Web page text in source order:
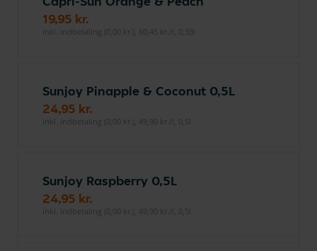
19,95 kr.
inkl. indbetaling (0,00 kr.), 60,45 kr./l, 0,33l
Sunjoy Pinapple & Coconut 0,5L
24,95 kr.
inkl. indbetaling (0,00 kr.), 49,90 kr./l, 0,5l
Sunjoy Raspberry 0,5L
24,95 kr.
inkl. indbetaling (0,00 kr.), 49,90 kr./l, 0,5l